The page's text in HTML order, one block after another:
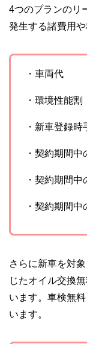
4つのプランのリ
発生する諸費用
・車両代
・環境性能割
・新車登録時
・契約期間
・契約期間
・契約期間中
さらに新車を対
じたオイル交換
います。車検無
います。